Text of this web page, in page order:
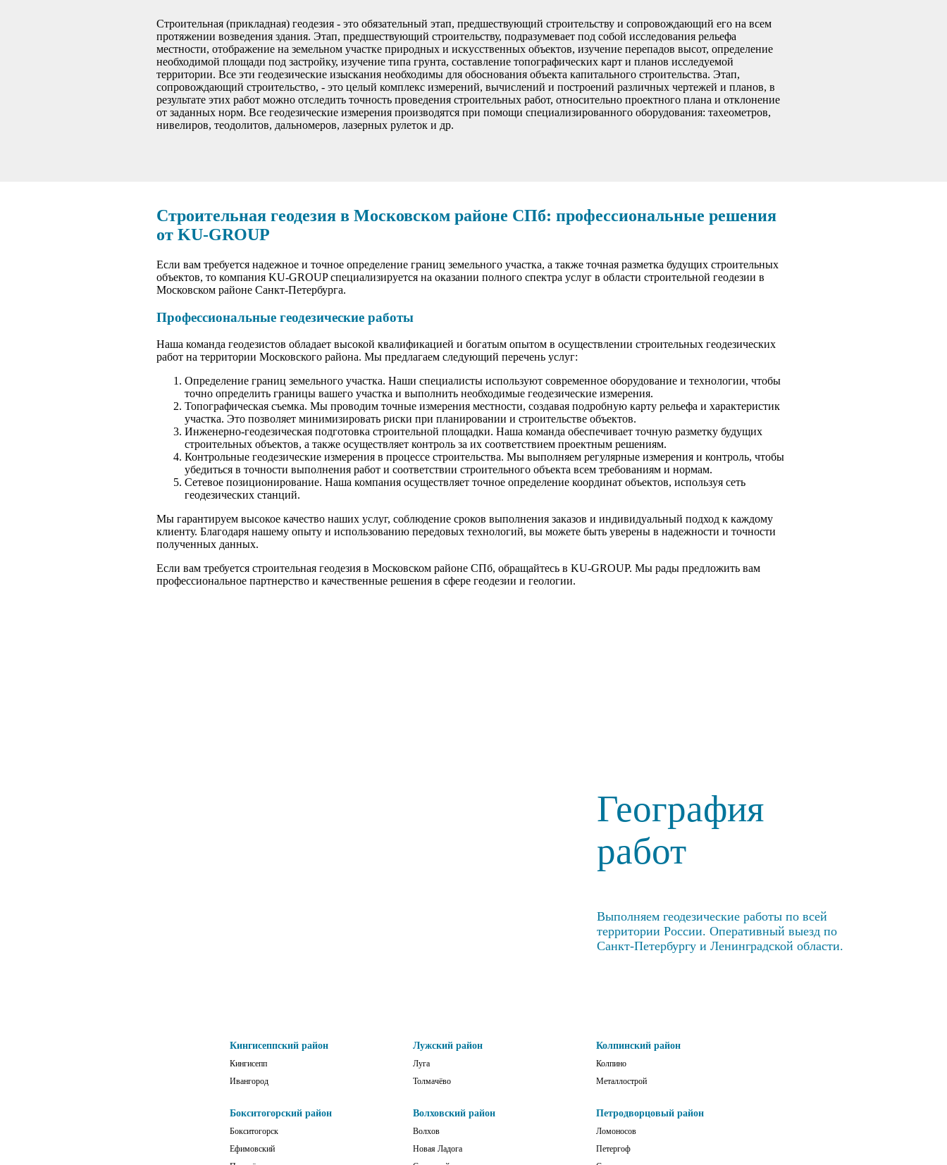
Строительная (прикладная) геодезия - это обязательный этап, предшествующий строительству и сопровождающий его на всем
протяжении возведения здания. Этап, предшествующий строительству, подразумевает под собой исследования рельефа
местности, отображение на земельном участке природных и искусственных объектов, изучение перепадов высот, определение
необходимой площади под застройку, изучение типа грунта, составление топографических карт и планов исследуемой
территории. Все эти геодезические изыскания необходимы для обоснования объекта капитального строительства. Этап,
сопровождающий строительство, - это целый комплекс измерений, вычислений и построений различных чертежей и планов, в
результате этих работ можно отследить точность проведения строительных работ, относительно проектного плана и отклонение
от заданных норм. Все геодезические измерения производятся при помощи специализированного оборудования: тахеометров,
нивелиров, теодолитов, дальномеров, лазерных рулеток и др.
Строительная геодезия в Московском районе СПб: профессиональные решения
от KU-GROUP
Если вам требуется надежное и точное определение границ земельного участка, а также точная разметка будущих строительных
объектов, то компания KU-GROUP специализируется на оказании полного спектра услуг в области строительной геодезии в
Московском районе Санкт-Петербурга.
Профессиональные геодезические работы
Наша команда геодезистов обладает высокой квалификацией и богатым опытом в осуществлении строительных геодезических
работ на территории Московского района. Мы предлагаем следующий перечень услуг:
Определение границ земельного участка. Наши специалисты используют современное оборудование и технологии, чтобы
точно определить границы вашего участка и выполнить необходимые геодезические измерения.
Топографическая съемка. Мы проводим точные измерения местности, создавая подробную карту рельефа и характеристик
участка. Это позволяет минимизировать риски при планировании и строительстве объектов.
Инженерно-геодезическая подготовка строительной площадки. Наша команда обеспечивает точную разметку будущих
строительных объектов, а также осуществляет контроль за их соответствием проектным решениям.
Контрольные геодезические измерения в процессе строительства. Мы выполняем регулярные измерения и контроль, чтобы
убедиться в точности выполнения работ и соответствии строительного объекта всем требованиям и нормам.
Сетевое позиционирование. Наша компания осуществляет точное определение координат объектов, используя сеть
геодезических станций.
Мы гарантируем высокое качество наших услуг, соблюдение сроков выполнения заказов и индивидуальный подход к каждому
клиенту. Благодаря нашему опыту и использованию передовых технологий, вы можете быть уверены в надежности и точности
полученных данных.
Если вам требуется строительная геодезия в Московском районе СПб, обращайтесь в KU-GROUP. Мы рады предложить вам
профессиональное партнерство и качественные решения в сфере геодезии и геологии.
География
работ
Выполняем геодезические работы по всей
территории России. Оперативный выезд по
Санкт-Петербургу и Ленинградской области.
Кингисеппский район
Кингисепп
Ивангород
Лужский район
Луга
Толмачёво
Колпинский район
Колпино
Металлострой
Бокситогорский район
Бокситогорск
Ефимовский
Волховский район
Волхов
Новая Ладога
Петродворцовый район
Ломоносов
Петергоф